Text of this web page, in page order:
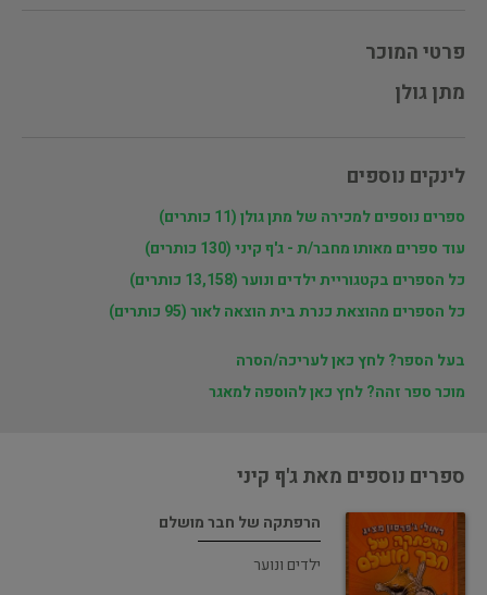
פרטי המוכר
מתן גולן
לינקים נוספים
ספרים נוספים למכירה של מתן גולן (11 כותרים)
עוד ספרים מאותו מחבר/ת - ג'ף קיני (130 כותרים)
כל הספרים בקטגוריית ילדים ונוער (13,158 כותרים)
כל הספרים מהוצאת כנרת בית הוצאה לאור (95 כותרים)
בעל הספר? לחץ כאן לעריכה/הסרה
מוכר ספר זהה? לחץ כאן להוספה למאגר
ספרים נוספים מאת ג'ף קיני
הרפתקה של חבר מושלם
ילדים ונוער